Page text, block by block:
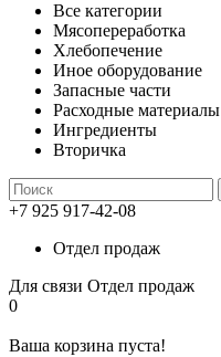
Все категории
Мясопереработка
Хлебопечение
Иное оборудование
Запасные части
Расходные материалы
Ингредиенты
Вторичка
+7 925 917-42-08
Отдел продаж
Для связи Отдел продаж
0
Ваша корзина пуста!